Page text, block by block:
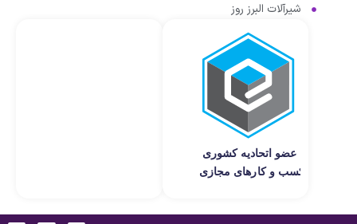
شیرآلات البرز روز